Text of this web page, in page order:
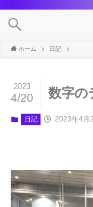
ホーム 日記
数字の
2023
4/20
日記 2023年4月